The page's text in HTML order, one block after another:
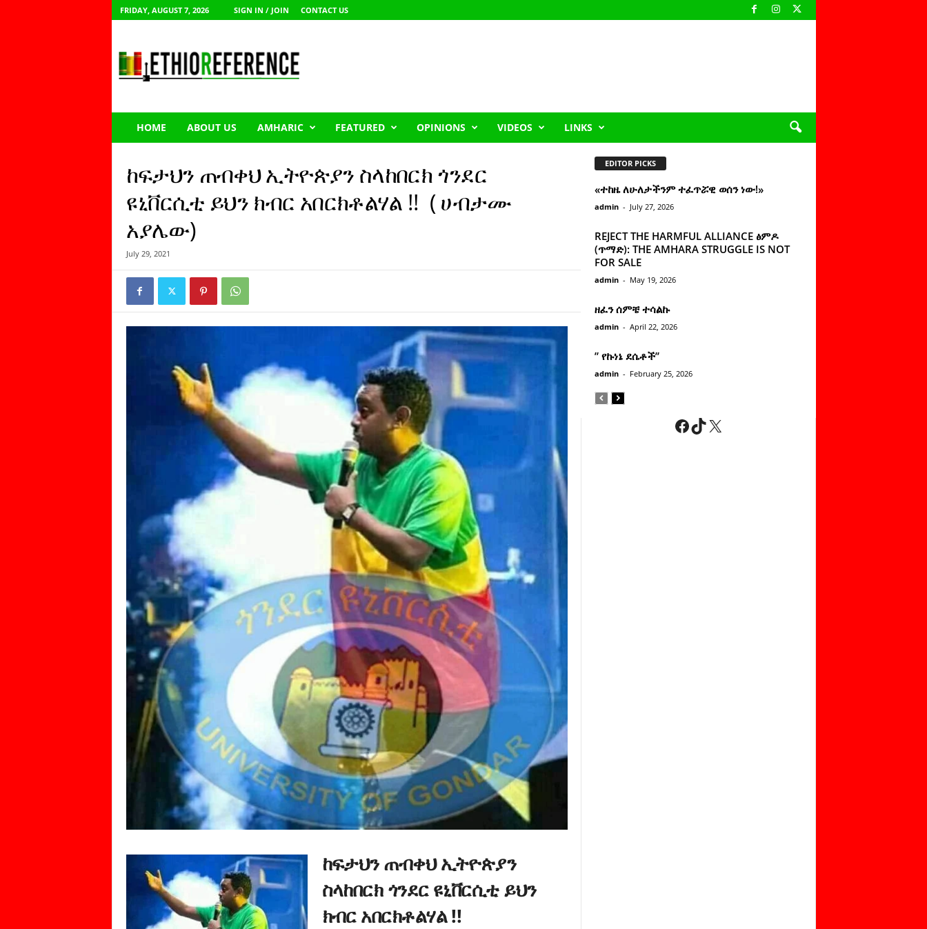
FRIDAY, AUGUST 7, 2026 SIGN IN / JOIN CONTACT US
h
HOME ABOUT US AMHARIC FEATURED OPINIONS VIDEOS LINKS
ከፍታህን ጠብቀህ ኢትዮጵያን ስላከበርክ ጎንደር
ዩኒቨርሲቲ ይህን ክብር አበርክቶልሃል !! ( ሀብታሙ
አያሌው)
July 29, 2021
ከፍታህን ጠብቀህ ኢትዮጵያን
ስላከበርክ ጎንደር ዩኒቨርሲቲ ይህን
ክብር አበርክቶልሃል !!
EDITOR PICKS
«ተከዜ ለሁለታችንም ተፈጥሯዊ ወሰን ነው!»
admin - July 27, 2026
REJECT THE HARMFUL ALLIANCE ፅምዶ
(ጥማድ): THE AMHARA STRUGGLE IS NOT
FOR SALE
admin - May 19, 2026
ዘፈን ሰምቼ ተሳልኩ
admin - April 22, 2026
” የኩነኔ ደሴቶች’’
admin - February 25, 2026
Facebook
TikTok
X